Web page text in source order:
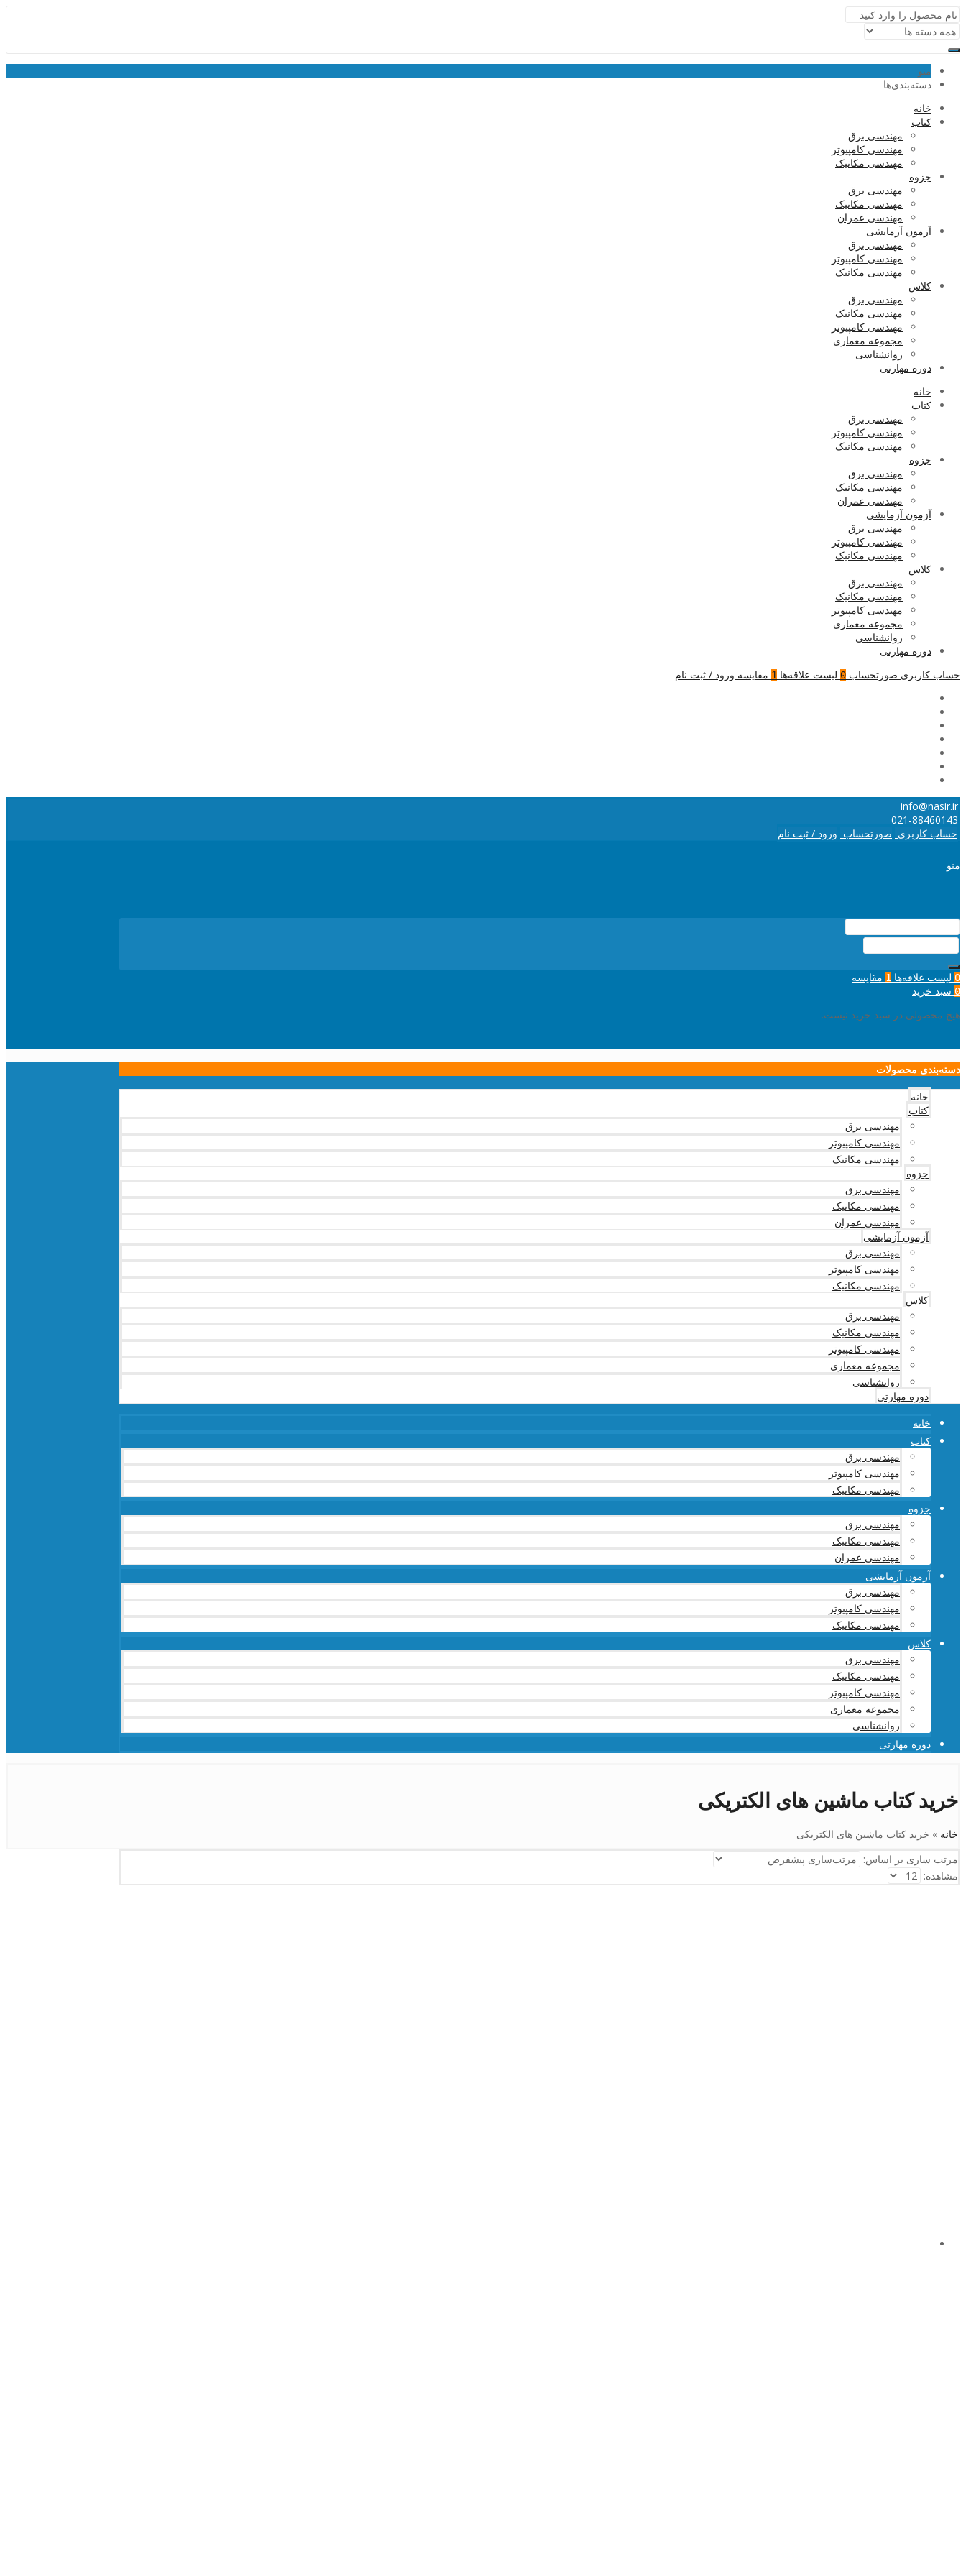
منو
دسته‌بندی‌ها
خانه
کتاب
مهندسی برق
مهندسی کامپیوتر
مهندسی مکانیک
جزوه
مهندسی برق
مهندسی مکانیک
مهندسی عمران
آزمون آزمایشی
مهندسی برق
مهندسی کامپیوتر
مهندسی مکانیک
کلاس
مهندسی برق
مهندسی مکانیک
مهندسی کامپیوتر
مجموعه معماری
روانشناسی
دوره مهارتی
خانه
کتاب
مهندسی برق
مهندسی کامپیوتر
مهندسی مکانیک
جزوه
مهندسی برق
مهندسی مکانیک
مهندسی عمران
آزمون آزمایشی
مهندسی برق
مهندسی کامپیوتر
مهندسی مکانیک
کلاس
مهندسی برق
مهندسی مکانیک
مهندسی کامپیوتر
مجموعه معماری
روانشناسی
دوره مهارتی
حساب کاربری صورتحساب 0 لیست علاقه‌ها 1 مقایسه ورود / ثبت نام
info@nasir.ir
021-88460143
حساب کاربری صورتحساب ورود / ثبت نام
منو
0 لیست علاقه‌ها 1 مقایسه
0 سبد خرید
هیچ محصولی در سبد خرید نیست.
دسته‌بندی محصولات
خانه
کتاب
مهندسی برق
مهندسی کامپیوتر
مهندسی مکانیک
جزوه
مهندسی برق
مهندسی مکانیک
مهندسی عمران
آزمون آزمایشی
مهندسی برق
مهندسی کامپیوتر
مهندسی مکانیک
کلاس
مهندسی برق
مهندسی مکانیک
مهندسی کامپیوتر
مجموعه معماری
روانشناسی
دوره مهارتی
خانه
کتاب
مهندسی برق
مهندسی کامپیوتر
مهندسی مکانیک
جزوه
مهندسی برق
مهندسی مکانیک
مهندسی عمران
آزمون آزمایشی
مهندسی برق
مهندسی کامپیوتر
مهندسی مکانیک
کلاس
مهندسی برق
مهندسی مکانیک
مهندسی کامپیوتر
مجموعه معماری
روانشناسی
دوره مهارتی
خرید کتاب ماشین های الکتریکی
خانه » خرید کتاب ماشین های الکتریکی
مرتب سازی بر اساس:
مشاهده: